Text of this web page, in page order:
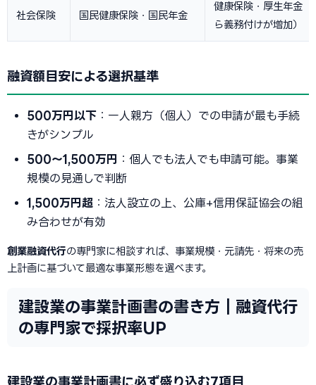
社会保険 国民健康保険・国民年金
健康保険・厚生年金（
ら義務付けが増加）
融資額目安による選択基準
500万円以下 ：一人親方（個人）での申請が最も手続
きがシンプル
500〜1,500万円
：個人でも法人でも申請可能。事業
規模の見通しで判断
1,500万円超 ：法人設立の上、公庫+信用保証協会の組
み合わせが有効
創業融資代行の専門家に相談すれば、事業規模・元請先・将来の売
上計画に基づいて最適な事業形態を選べます。
建設業の事業計画書の書き方｜融資代行
の専門家で採択率UP
建設業の事業計画書に必ず盛り込む7項目